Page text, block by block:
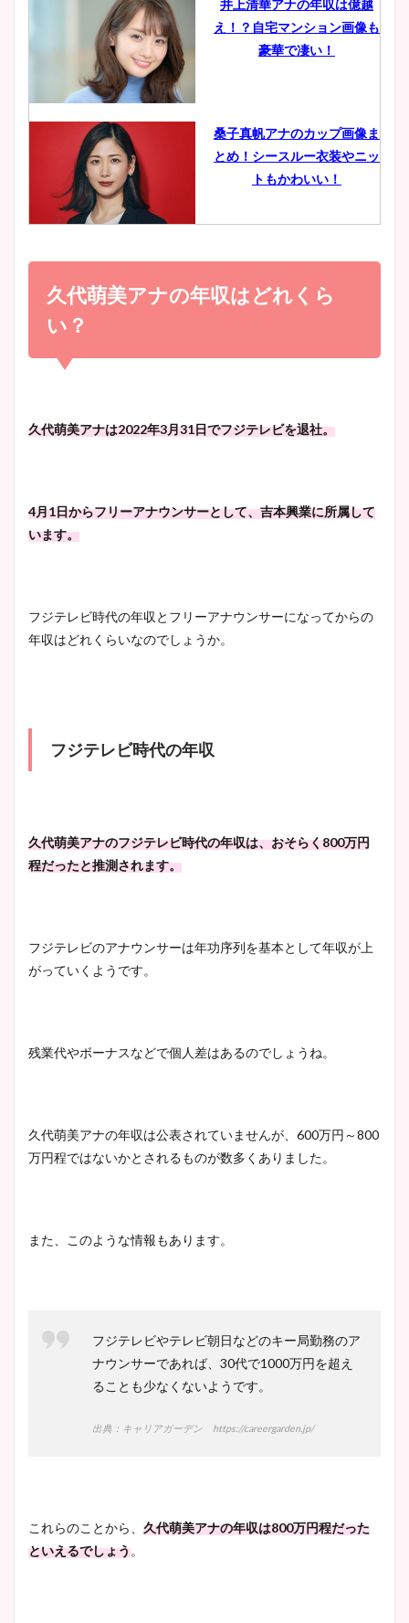
鈴木唯の太ってた時の体重が
ヤバすぎww原因や痩せたダ
豊島実季アナのカップ画像ま
とめ！美脚や水着姿に年齢も
宇賀神メグアナのニット画像
池谷実悠アナのメガネ画像が
井上清華アナの年収は億越
え！？自宅マンション画像も
豪華で凄い！
桑子真帆アナのカップ画像ま
とめ！シースルー衣装やニッ
トもかわいい！
小室瑛莉子のカップ画像まと
め！足が美脚でニット衣装も
かわいい！
wikiプロフもチェック！
大家彩香アナのかわいいカッ
安藤萌々アナのカップ画像や
像比較！
調査！
まとめ！足も美脚でカップも
池谷実悠アナのメガネ画像が
久代萌美アナの年収はどれくら
い？
久代萌美アナは2022年3月31日でフジテレビを退社。
4月1日からフリーアナウンサーとして、吉本興業に所属して
います。
フジテレビ時代の年収とフリーアナウンサーになってからの
年収はどれくらいなのでしょうか。
フジテレビ時代の年収
久代萌美アナのフジテレビ時代の年収は、おそらく800万円
程だったと推測されます。
フジテレビのアナウンサーは年功序列を基本として年収が上
がっていくようです。
残業代やボーナスなどで個人差はあるのでしょうね。
久代萌美アナの年収は公表されていませんが、600万円～800
万円程ではないかとされるものが数多くありました。
また、このような情報もあります。
フジテレビやテレビ朝日などのキー局勤務のア
ナウンサーであれば、30代で1000万円を超え
ることも少なくないようです。
出典：キャリアガーデン https://careergarden.jp/
これらのことから、 久代萌美アナの年収は800万円程だった
といえるでしょう。